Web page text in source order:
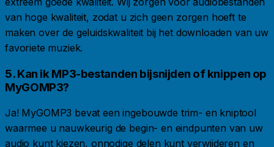
van hoge kwaliteit, zodat u zich geen zorgen hoeft te
maken over de geluidskwaliteit bij het downloaden van uw
favoriete muziek.
5. Kan ik MP3-bestanden bijsnijden of knippen op
MyGOMP3?
Ja! MyGOMP3 bevat een ingebouwde trim- en kniptool
waarmee u nauwkeurig de begin- en eindpunten van uw
audio kunt kiezen, onnodige delen kunt verwijderen en